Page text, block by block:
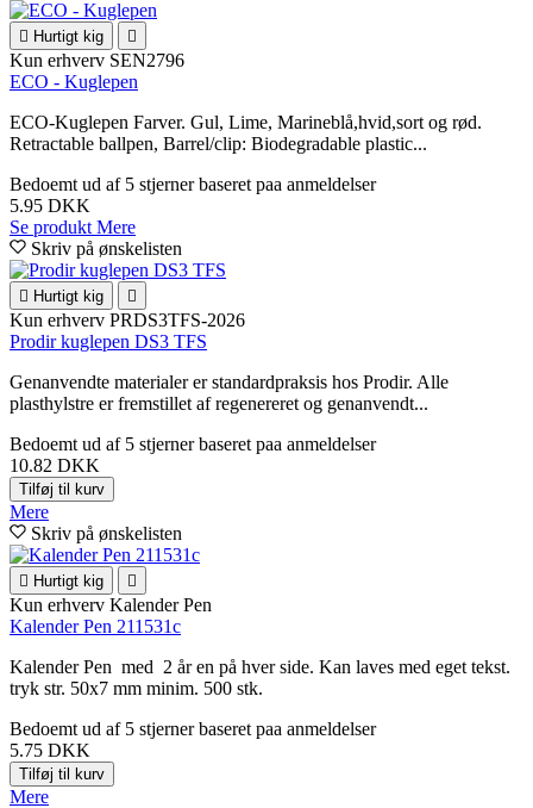
 Hurtigt kig 
Kun erhverv SEN2796
ECO - Kuglepen
ECO-Kuglepen Farver. Gul, Lime, Marineblå,hvid,sort og rød.
Retractable ballpen, Barrel/clip: Biodegradable plastic...
Bedoemt ud af 5 stjerner baseret paa anmeldelser
5.95 DKK
Se produkt Mere
Skriv på ønskelisten
 Hurtigt kig 
Kun erhverv PRDS3TFS-2026
Prodir kuglepen DS3 TFS
Genanvendte materialer er standardpraksis hos Prodir. Alle
plasthylstre er fremstillet af regenereret og genanvendt...
Bedoemt ud af 5 stjerner baseret paa anmeldelser
10.82 DKK
Tilføj til kurv
Mere
Skriv på ønskelisten
 Hurtigt kig 
Kun erhverv Kalender Pen
Kalender Pen 211531c
Kalender Pen med 2 år en på hver side. Kan laves med eget tekst.
tryk str. 50x7 mm minim. 500 stk.
Bedoemt ud af 5 stjerner baseret paa anmeldelser
5.75 DKK
Tilføj til kurv
Mere